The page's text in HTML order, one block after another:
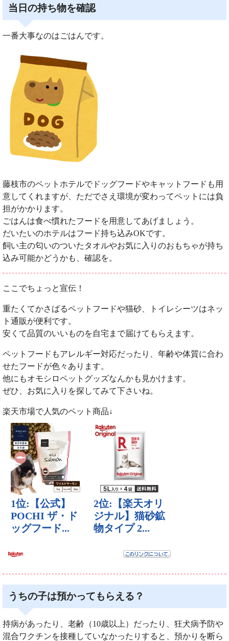
当日の持ち物を確認
一番大事なのはごはんです。
藤枝市のペットホテルでドッグフードやキャットフードも用
意してくれますが、ただでさえ環境が変わってペットには負
担がかかります。
ごはんは食べ慣れたフードを用意してあげましょう。
だいたいのホテルはフード持ち込みOKです。
飼い主の匂いのついたタオルやお気に入りのおもちゃが持ち
込み可能かどうかも、確認を。
ここでちょっと宣伝！
重たくてかさばるペットフードや猫砂、トイレシーツはネッ
ト通販が便利です。
安くて品質のいいものを自宅まで届けてもらえます。
ペットフードもアレルギー対応だったり、年齢や体質に合わ
せたフードが色々あります。
他にもオモシロペットグッズなんかも見かけます。
ぜひ、お気に入りを探してみて下さいね。
楽天市場で人気のペット商品↓
うちの子は預かってもらえる？
持病があったり、老齢（10歳以上）だったり、狂犬病予防や
混合ワクチンを接種していなかったりすると、預かりを断ら